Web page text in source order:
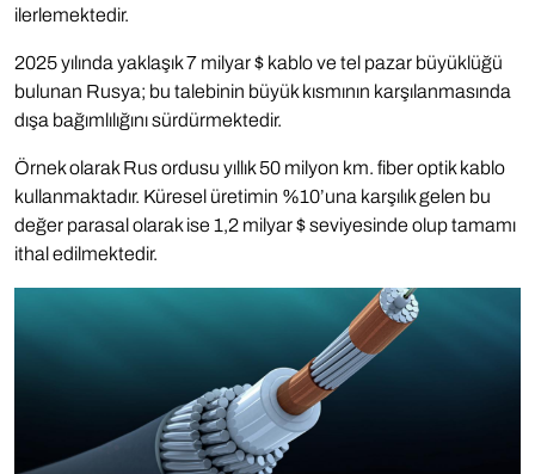
ilerlemektedir.
2025 yılında yaklaşık 7 milyar $ kablo ve tel pazar büyüklüğü
bulunan Rusya; bu talebinin büyük kısmının karşılanmasında
dışa bağımlılığını sürdürmektedir.
Örnek olarak Rus ordusu yıllık 50 milyon km. fiber optik kablo
kullanmaktadır. Küresel üretimin %10’una karşılık gelen bu
değer parasal olarak ise 1,2 milyar $ seviyesinde olup tamamı
ithal edilmektedir.